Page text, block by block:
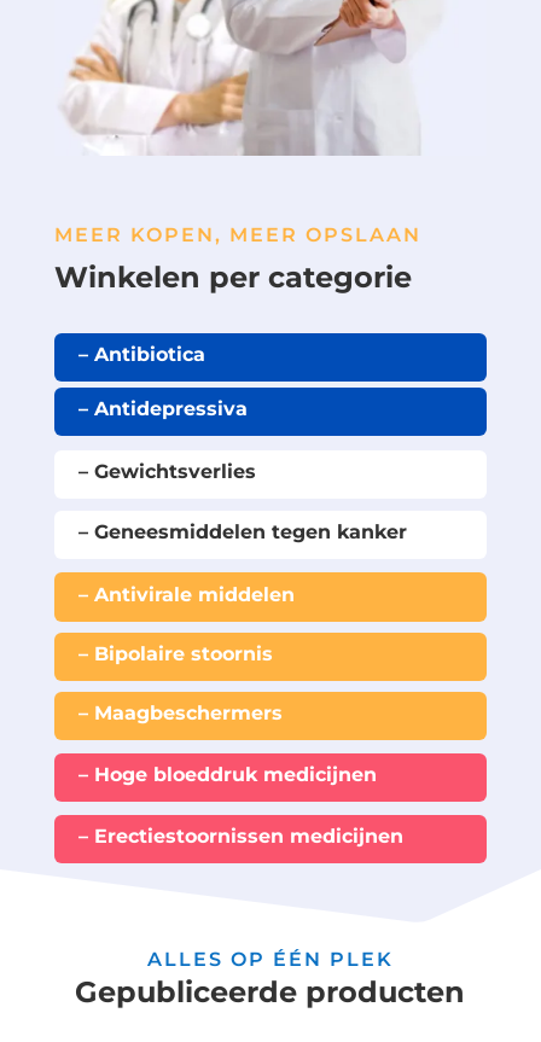
MEER KOPEN, MEER OPSLAAN
Winkelen per categorie
– Antibiotica
– Antidepressiva
– Gewichtsverlies
– Geneesmiddelen tegen kanker
– Antivirale middelen
– Bipolaire stoornis
– Maagbeschermers
– Hoge bloeddruk medicijnen
– Erectiestoornissen medicijnen
ALLES OP ÉÉN PLEK
Gepubliceerde producten